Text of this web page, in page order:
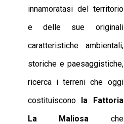
innamoratasi del territorio
e delle sue originali
caratteristiche ambientali,
storiche e paesaggistiche,
ricerca i terreni che oggi
costituiscono la Fattoria
La Maliosa che